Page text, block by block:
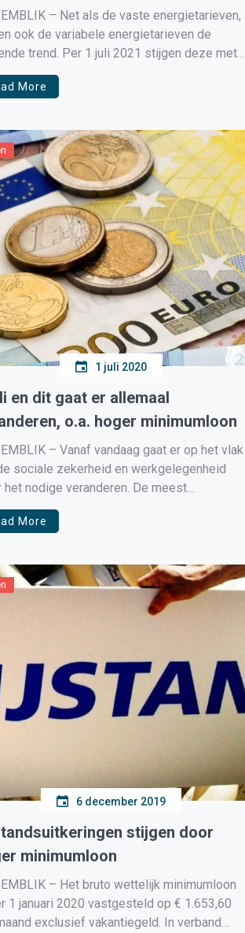
– Net als de vaste energietarieven,
ook de variabele energietarieven de
trend. Per 1 juli 2021 stijgen deze met
De energierekening van een Nederlands
gaat hierdoor met gemiddeld 160
waarvan het vaste energiecontract
gaan automatisch […]
More
1 juli 2020
en dit gaat er allemaal
o.a. hoger minimumloon
– Vanaf vandaag gaat er op het vlak
sociale zekerheid en werkgelegenheid
het nodige veranderen. De meest
veranderingen hebben wij voor u op
rijtje gezet. Uitbreiding geboorteverlof voor
Sinds 1 januari 2019 krijgen partners van
die een […]
More
6 december 2019
stijgen door
minimumloon
– Het bruto wettelijk minimumloon
1 januari 2020 vastgesteld op € 1.653,60
exclusief vakantiegeld. In verband